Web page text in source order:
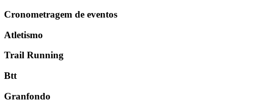
Cronometragem de eventos
Atletismo
Trail Running
Btt
Granfondo